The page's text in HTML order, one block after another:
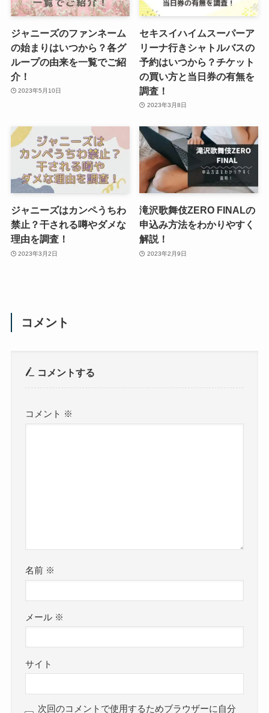
ジャニーズのファンネーム
の始まりはいつから？各グ
ループの由来を一覧でご紹
介！
2023年5月10日
セキスイハイムスーパーア
リーナ行きシャトルバスの
予約はいつから？チケット
の買い方と当日券の有無を
調査！
2023年3月8日
ジャニーズはカンペうちわ
禁止？干される噂やダメな
理由を調査！
2023年3月2日
滝沢歌舞伎ZERO FINALの
申込み方法をわかりやすく
解説！
2023年2月9日
コメント
コメントする
コメント ※
名前 ※
メール ※
サイト
次回のコメントで使用するためブラウザーに自分